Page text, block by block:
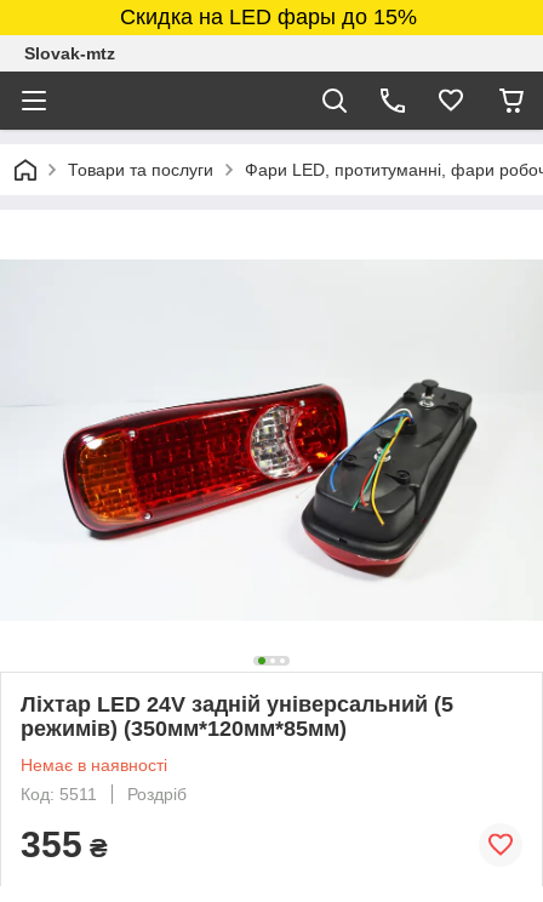
Скидка на LED фары до 15%
Slovak-mtz
Товари та послуги Фари LED, протитуманні, фари
Ліхтар LED 24V задній універсальний (5
режимів) (350мм*120мм*85мм)
Немає в наявності
Код: 5511
Роздріб
355 ₴